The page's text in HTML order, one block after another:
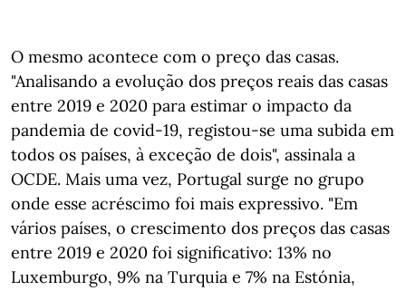
O mesmo acontece com o preço das casas.
"Analisando a evolução dos preços reais das casas
entre 2019 e 2020 para estimar o impacto da
pandemia de covid-19, registou-se uma subida em
todos os países, à exceção de dois", assinala a
OCDE. Mais uma vez, Portugal surge no grupo
onde esse acréscimo foi mais expressivo. "Em
vários países, o crescimento dos preços das casas
entre 2019 e 2020 foi significativo: 13% no
Luxemburgo, 9% na Turquia e 7% na Estónia,